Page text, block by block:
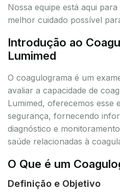
Nossa equipe está aqui
melhor cuidado possível
Introdução ao
Lumimed
O coagulograma é um
avaliar a capacidade de
Lumimed, oferecemos esse
segurança, fornecendo
diagnóstico e
saúde relacionadas à
O Que é um
Definição e Objetivo